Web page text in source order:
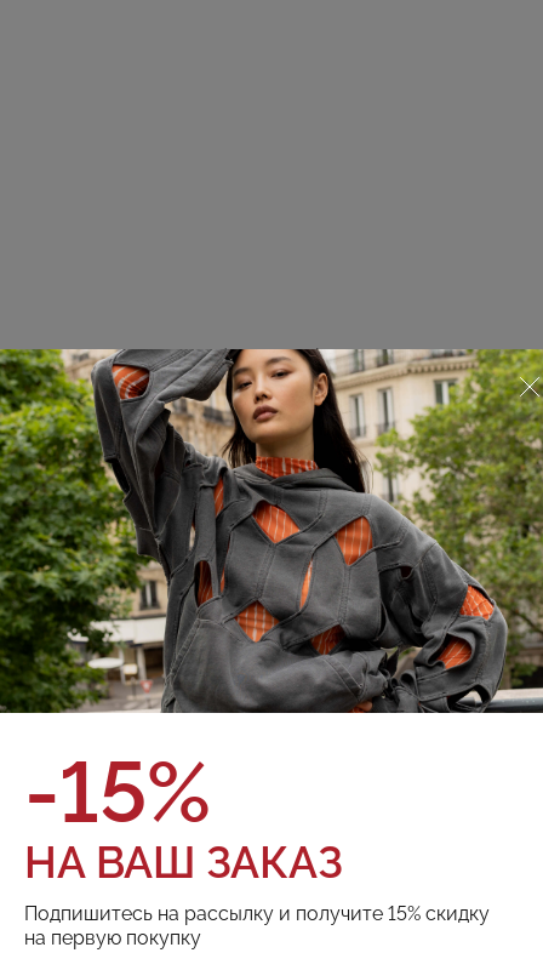
Футболка Red September
924.01.TSS04.10
О товаре Оплата и доставка
Футболка посадки оверсайз. Графика нанесена водными
красками, что усиливает долговечность принта
Бренд:
Red September
Состав:
100% Хлопок
Цвет:
Параметры моделиМужчина: Рост 185,5см. Грудь 92см.
Талия 76см. Бедра 91см.
Девушка: Рост 176см. Грудь 77см. Талия
ТОВАРА НЕТ В НАЛИЧИИ
-15%
НА ВАШ ЗАКАЗ
Подпишитесь на рассылку и получите 15% скидку
на первую покупку